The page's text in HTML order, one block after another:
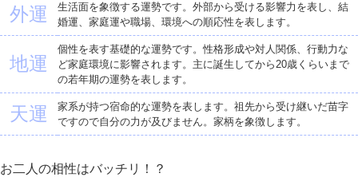
外運
生活面を象徴する運勢です。外部から受ける影響力を表し、結
婚運、家庭運や職場、環境への順応性を表します。
地運
個性を表す基礎的な運勢です。性格形成や対人関係、行動力な
ど家庭環境に影響されます。主に誕生してから20歳くらいまで
の若年期の運勢を表します。
天運
家系が持つ宿命的な運勢を表します。祖先から受け継いだ苗字
ですので自分の力が及びません。家柄を象徴します。
お二人の相性はバッチリ！？